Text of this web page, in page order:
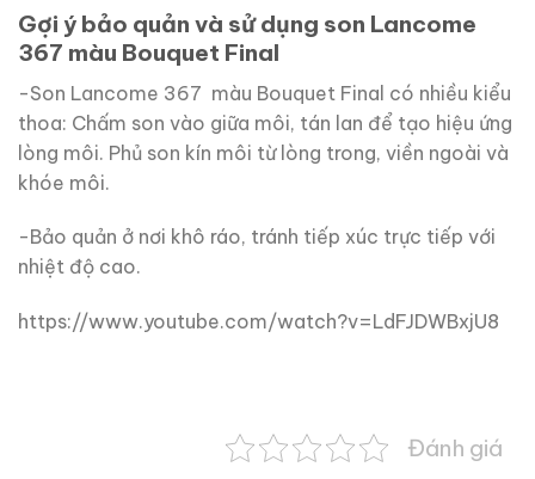
Gợi ý bảo quản và sử dụng son Lancome
367 màu Bouquet Final
-Son Lancome 367 màu Bouquet Final có nhiều kiểu
thoa: Chấm son vào giữa môi, tán lan để tạo hiệu ứng
lòng môi. Phủ son kín môi từ lòng trong, viền ngoài và
khóe môi.
-Bảo quản ở nơi khô ráo, tránh tiếp xúc trực tiếp với
nhiệt độ cao.
https://www.youtube.com/watch?v=LdFJDWBxjU8
Đánh giá